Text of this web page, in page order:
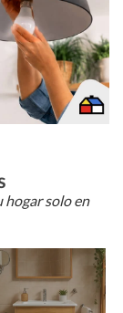
hogar solo en